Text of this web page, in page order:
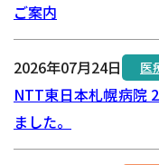
ご案内
2026年07月24日 医
NTT東日本札幌病院
ました。